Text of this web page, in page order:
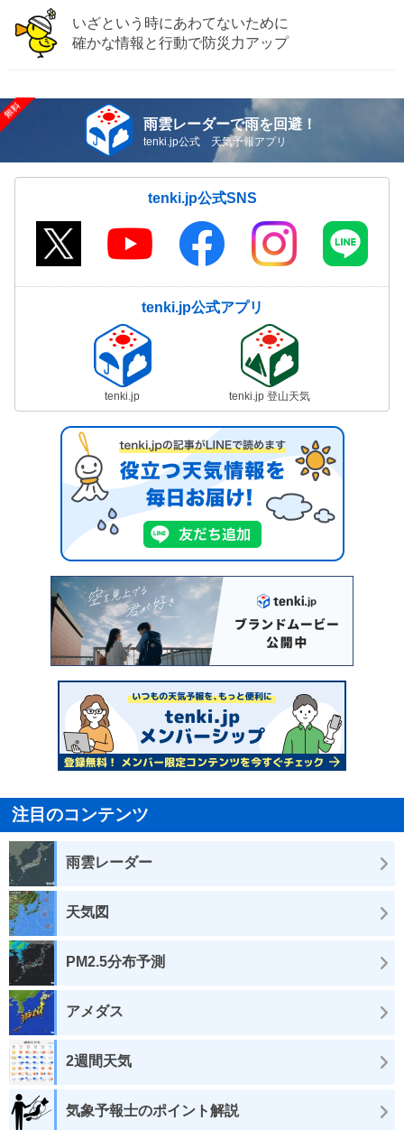
いざという時にあわてないために
確かな情報と行動で防災力アップ
雨雲レーダーで雨を回避！
tenki.jp公式 天気予報アプリ
tenki.jp公式SNS
tenki.jp公式アプリ
tenki.jp tenki.jp 登山天気
注目のコンテンツ
雨雲レーダー
天気図
PM2.5分布予測
アメダス
2週間天気
気象予報士のポイント解説